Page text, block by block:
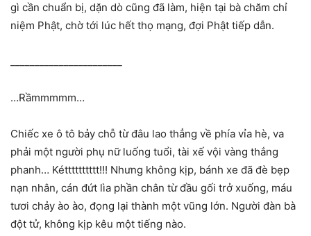
gì cần chuẩn bị, dặn dò cũng đã làm, hiện tại bà chăm chỉ
niệm Phật, chờ tới lúc hết thọ mạng, đợi Phật tiếp dẫn.
…Rầmmmmm…
Chiếc xe ô tô bảy chỗ từ đâu lao thẳng về phía vỉa hè, va
phải một người phụ nữ luống tuổi, tài xế vội vàng thắng
phanh… Kétttttttttt!!! Nhưng không kịp, bánh xe đã đè bẹp
nạn nhân, cán đứt lìa phần chân từ đầu gối trở xuống, máu
tươi chảy ào ào, đọng lại thành một vũng lớn. Người đàn bà
đột tử, không kịp kêu một tiếng nào.